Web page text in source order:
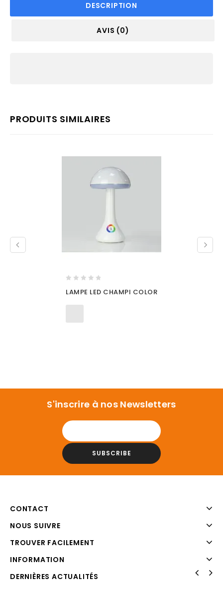
DESCRIPTION
AVIS (0)
PRODUITS SIMILAIRES
out
of
LAMPE LED CHAMPI COLOR
S'inscrire à nos Newsletters
CONTACT
NOUS SUIVRE
TROUVER FACILEMENT
INFORMATION
DERNIÈRES ACTUALITÉS